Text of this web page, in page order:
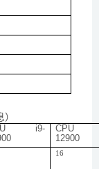
i9-
CPU
1 2900
16